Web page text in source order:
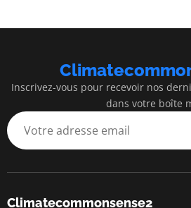
Inscrivez-vous pour recevoir nos
dans votre boîte
Climatecommonsense2